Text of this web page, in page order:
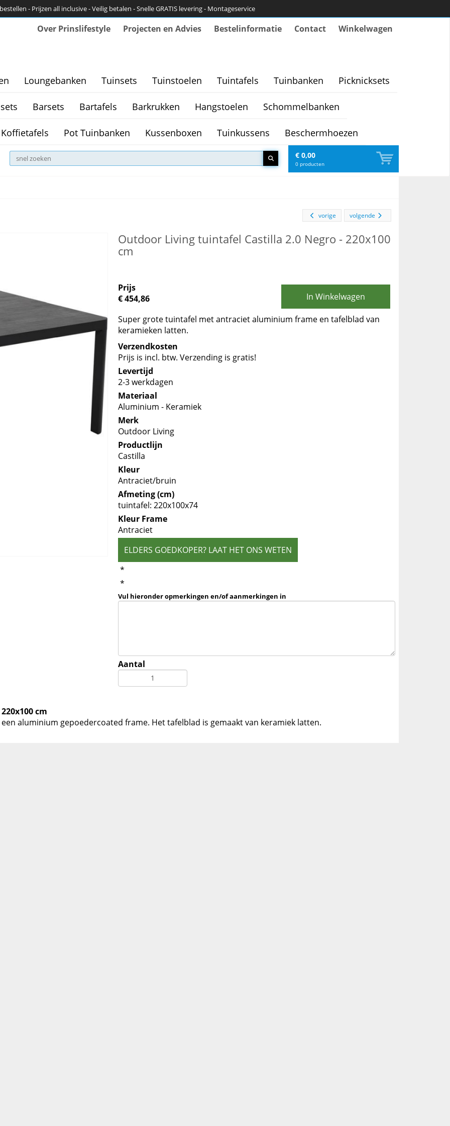
- Prijzen all inclusive - Veilig betalen - Snelle GRATIS levering - Montageservice
Over Prinslifestyle Projecten en Advies Bestelinformatie Contact Winkelwagen
Loungebanken Tuinsets Tuinstoelen Tuintafels Tuinbanken Picknicksets
Barsets Bartafels Barkrukken Hangstoelen Schommelbanken
Koffietafels Pot Tuinbanken Kussenboxen Tuinkussens Beschermhoezen
€ 0,00
0 producten
volgende
vorige
Outdoor Living tuintafel Castilla 2.0 Negro - 220x100
cm
Prijs
€ 454,86
In Winkelwagen
Super grote tuintafel met antraciet aluminium frame en tafelblad van
keramieken latten.
Verzendkosten
Prijs is incl. btw. Verzending is gratis!
Levertijd
2-3 werkdagen
Materiaal
Aluminium - Keramiek
Merk
Outdoor Living
Productlijn
Castilla
Kleur
Antraciet/bruin
Afmeting (cm)
tuintafel: 220x100x74
Kleur Frame
Antraciet
ELDERS GOEDKOPER? LAAT HET ONS WETEN
*
*
Vul hieronder opmerkingen en/of aanmerkingen in
Aantal
cm
aluminium gepoedercoated frame. Het tafelblad is gemaakt van keramiek latten.